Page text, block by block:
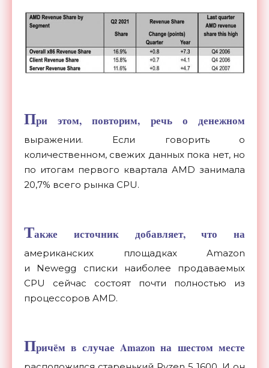
При этом, повторим, речь о денежном
выражении. Если говорить о
количественном, свежих данных пока нет, но
по итогам первого квартала AMD занимала
20,7% всего рынка CPU.
Также источник добавляет, что на
американских площадках Amazon
и Newegg списки наиболее продаваемых
CPU сейчас состоят почти полностью из
процессоров AMD.
Причём в случае Amazon на шестом месте